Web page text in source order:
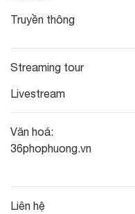
Truyền thông
Streaming tour
Livestream
Văn hoá:
36phophuong.vn
Liên hệ